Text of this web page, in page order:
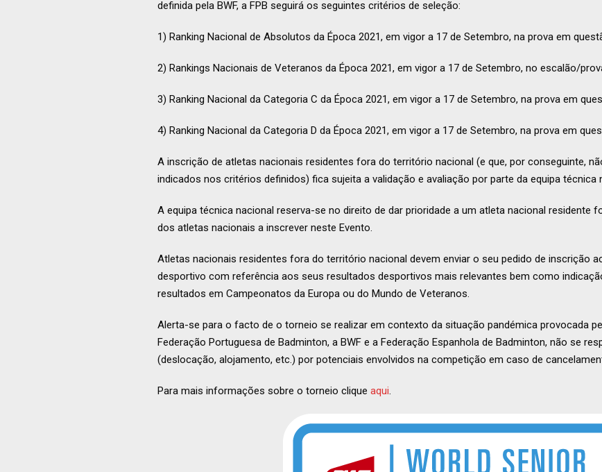
definida pela BWF, a FPB seguirá os seguintes critérios de seleção:
1) Ranking Nacional de Absolutos da Época 2021, em vigor a 17 de Setembro, na prova em
2) Rankings Nacionais de Veteranos da Época 2021, em vigor a 17 de Setembro, no escalão/
3) Ranking Nacional da Categoria C da Época 2021, em vigor a 17 de Setembro, na prova em
4) Ranking Nacional da Categoria D da Época 2021, em vigor a 17 de Setembro, na prova em
A inscrição de atletas nacionais residentes fora do território nacional (e que, por conseguinte,
indicados nos critérios definidos) fica sujeita a validação e avaliação por parte da equipa técnica
A equipa técnica nacional reserva-se no direito de dar prioridade a um atleta nacional residente
dos atletas nacionais a inscrever neste Evento.
Atletas nacionais residentes fora do território nacional devem enviar o seu pedido de inscrição
desportivo com referência aos seus resultados desportivos mais relevantes bem como
resultados em Campeonatos da Europa ou do Mundo de Veteranos.
Alerta-se para o facto de o torneio se realizar em contexto da situação pandémica provocada
Federação Portuguesa de Badminton, a BWF e a Federação Espanhola de Badminton, não se
(deslocação, alojamento, etc.) por potenciais envolvidos na competição em caso de
Para mais informações sobre o torneio clique aqui.